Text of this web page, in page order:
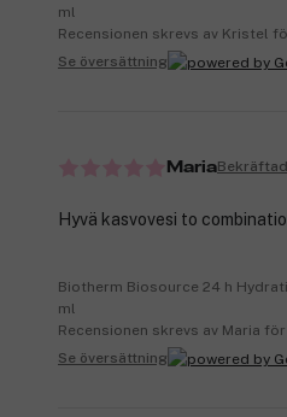
ml
Recensionen skrevs av Kristel
Se översättning
Maria
Hyvä kasvovesi to
Biotherm Biosource 24 h
ml
Recensionen skrevs av Maria
Se översättning